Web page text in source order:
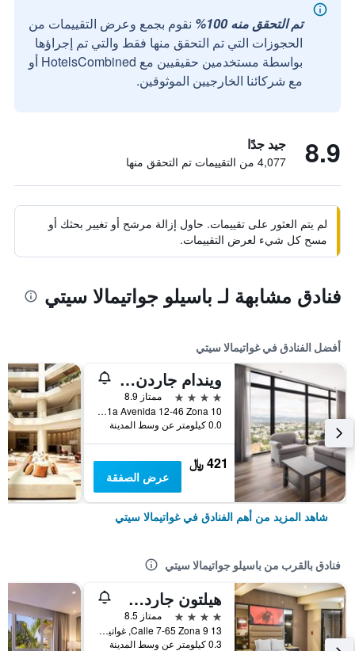
تم التحقق منه 100%
نقوم بجمع وعرض التقييمات من
الحجوزات التي تم التحقق منها فقط والتي تم إجراؤها
بواسطة مستخدمين حقيقيين مع HotelsCombined أو
مع شركائنا الخارجيين الموثوقين.
8.9 جيد جدًا
4,077 من التقييمات تم التحقق منها
لم يتم العثور على تقييمات. حاول إزالة مرشح أو تغيير بحثك أو
مسح كل شيء لعرض التقييمات.
فنادق مشابهة لـ باسيلو جواتيمالا سيتي
أفضل الفنادق في غواتيمالا سيتي
ويندام جاردن جواتيمالا سيتي
4 نجوم
ممتاز 8.9
1a Avenida 12-46 Zona 10, غواتيمالا سيتي, غواتيمالا
0.0 كيلومتر عن وسط المدينة
421 ﷼
عرض الصفقة
شاهد المزيد من أهم الفنادق في غواتيمالا سيتي
فنادق بالقرب من باسيلو جواتيمالا سيتي
هيلتون جاردن جواتيمالا سيتي
4 نجوم
ممتاز 8.5
13 Calle 7-65 Zona 9, غواتيمالا سيتي, غواتيمالا
0.3 كيلومتر عن وسط المدينة